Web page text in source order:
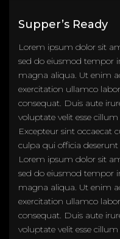
Supper’s Ready
Lorem ipsum dolor sit
sed do eiusmod tempor
magna aliqua. Ut enim
exercitation ullamco
consequat. Duis aute
voluptate velit esse
Excepteur sint occaecat
culpa qui officia
Lorem ipsum dolor sit
sed do eiusmod tempor
magna aliqua. Ut enim
exercitation ullamco
consequat. Duis aute
voluptate velit esse